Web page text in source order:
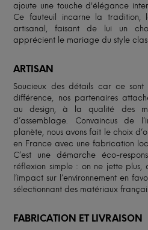
ajoute une touche d'élégance
Ce fauteuil incarne la tradition,
artisanal, faisant de lui un
apprécient le mariage du style
ARTISAN
Soucieux des détails car ce
différence, nos partenaires
au design, à la qualité des
d’assemblage. Convaincus de
planète, nous avons fait le choix
en France avec une fabrication
C’est une démarche éco-
réflexion simple : on ne jette plus,
l’impact sur l’environnement en
sélectionnant des matériaux
FABRICATION ET LIVRAISON